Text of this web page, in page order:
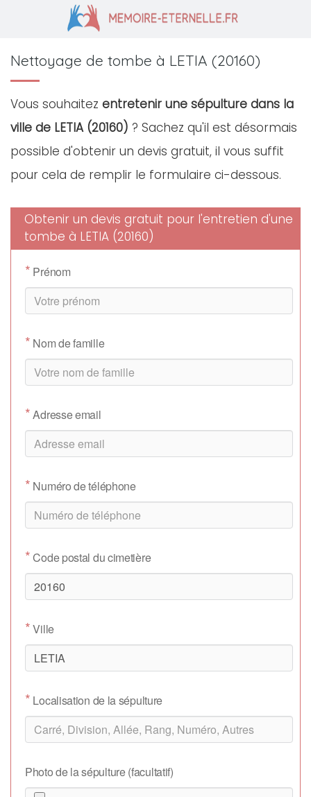
Nettoyage de tombe à LETIA (20160)
Vous souhaitez entretenir une sépulture dans la
ville de LETIA (20160) ? Sachez qu'il est désormais
possible d'obtenir un devis gratuit, il vous suffit
pour cela de remplir le formulaire ci-dessous.
Obtenir un devis gratuit pour l'entretien d'une
tombe à LETIA (20160)
* Prénom
* Nom de famille
*Adresse email
* Numéro de téléphone
*Code postal du cimetière
*Ville
* Localisation de la sépulture
Photo de la sépulture (facultatif)